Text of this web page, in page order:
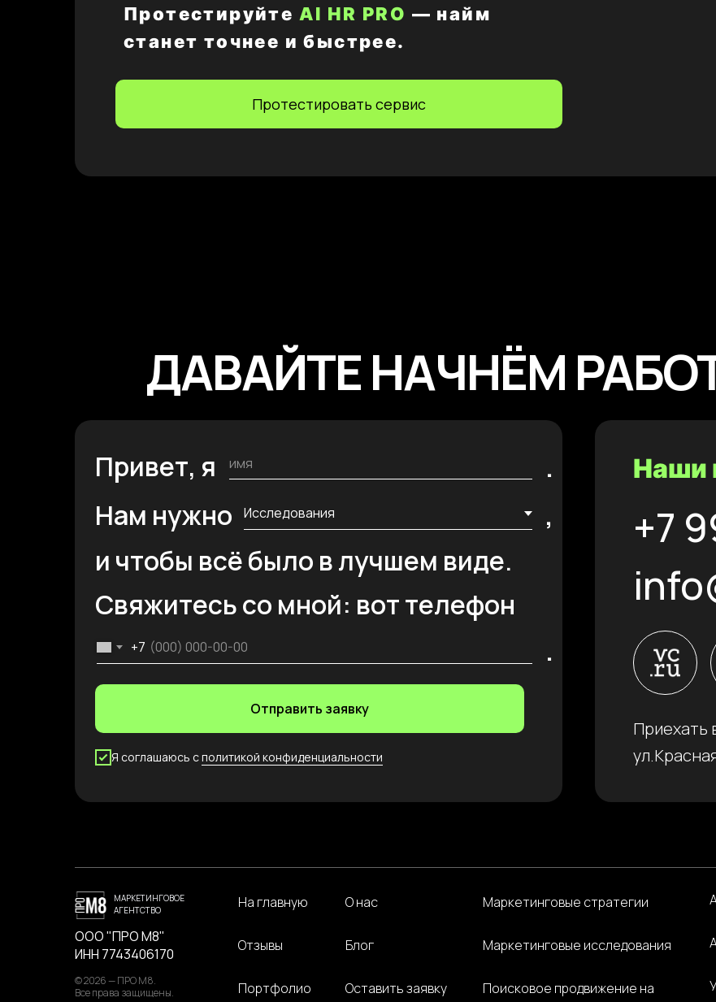
Протестируйте AI HR PRO — найм
станет точнее и быстрее.
Протестировать сервис
ДАВАЙТЕ НАЧНЁМ
Привет, я
Нам нужно
.
,
и чтобы всё было в лучшем виде.
Свяжитесь со мной: вот телефон
.
Я соглашаюсь сполитикой конфиденциальности
Отправить заявку
+7
Наши
Приехать
+7
На главную
Отзывы
Портфолио
О нас
Блог
Оставить заявку
ООО "ПРО М8"
ИНН 7743406170
Маркетинговые стратегии
Поисковое продвижение на
Маркетинговые исследования
МАРКЕТИНГОВОЕ
АГЕНТСТВО
© 2026 — ПРО М8.
Все права защищены.